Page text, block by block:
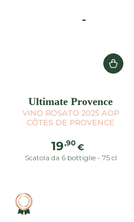
Ultimate Provence
VINO ROSATO 2025 AOP
CÔTES DE PROVENCE
Prezzo
regolare
19,90 €
Scatola da 6 bottiglie - 75 cl